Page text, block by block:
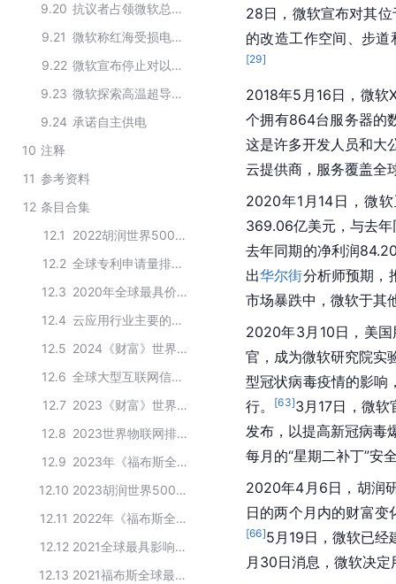
9.20
抗议者占领微软总裁办公室
9.21
微软称红海受损电缆影响Azure服务
9.22
微软宣布停止对以色列国防部的订阅及服务
9.23
微软探索高温超导重构数据中心供电
9.24 承诺自主供电
10 注释
11 参考资料
12 条目合集
12.1
2022胡润世界500强公司TOP150
12.2
全球专利申请量排名前20的美国公司
12.3
2020年全球最具价值500大品牌榜前50强
12.4
云应用行业主要的云服务提供商
12.5
2024《财富》世界500强TOP50
12.6
全球大型互联网信息技术企业
12.7
2023《财富》世界500强TOP50
12.8
2023世界物联网排行榜·金榜百强
12.9
2023年《福布斯全球企业2000强》top100
12.10
2023胡润世界500强榜单—TOP10企业名单
12.11
2022年《福布斯全球企业2000强》top100
12.12
2021全球最具影响力的企业巨头
12.13
2021福布斯全球最佳雇主TOP100
28日，微软宣布对其位
的改造工作空间、步
[29]
2018年5月16日，微软
个拥有864台服务器的
这是许多开发人员和大
云提供商，服务覆盖全
2020年1月14日， 微软
369.06亿美元，与去年
去年同期的净利润
出华尔街分析师预期，
市场暴跌中， 微软于其
2020年3月10日，美
官，成为微软研究院实
型冠状病毒疫情的影响
行。
[63]3月17日， 微软
发布，以提高新冠病毒
每月的“星期二补丁”安
2020年4月6日，胡润
日的两个月内的财富
[66]5月19日， 微软已经
月30日消息，微软决